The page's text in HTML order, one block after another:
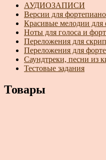
АУДИОЗАПИСИ
Версии для
Красивые мелодии для
Ноты для голоса и
Переложения для
Переложения для
Саундтреки, песни из
Тестовые задания
Товары